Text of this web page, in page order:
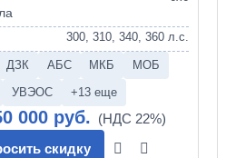
300, 310, 340, 360 л.с.
ДЗК АБС МКБ
МОБ
УВЭОС +13 еще
000 руб.
скидку